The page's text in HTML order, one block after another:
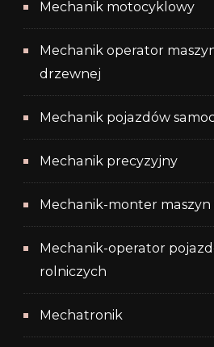
Mechanik motocyklowy
Mechanik operator
drzewnej
Mechanik pojazdów
Mechanik precyzyjny
Mechanik-monter maszyn
Mechanik-operator
rolniczych
Mechatronik